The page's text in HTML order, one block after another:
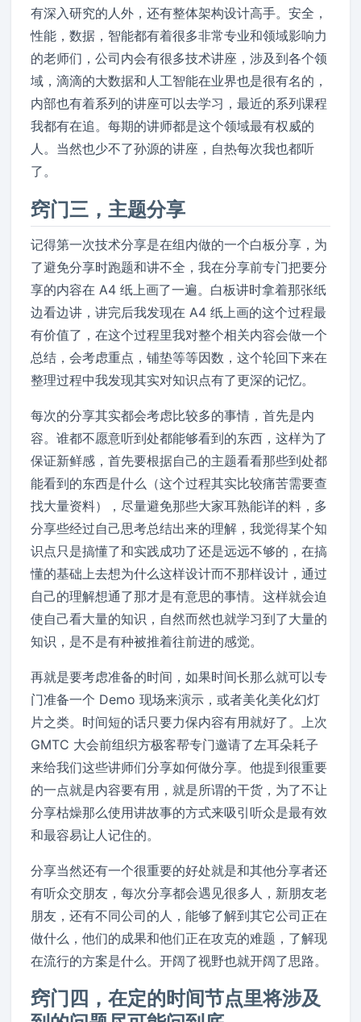
有深入研究的人外，还有整体架构设计高手。安全，
性能，数据，智能都有着很多非常专业和领域影响力
的老师们，公司内会有很多技术讲座，涉及到各个领
域，滴滴的大数据和人工智能在业界也是很有名的，
内部也有着系列的讲座可以去学习，最近的系列课程
我都有在追。每期的讲师都是这个领域最有权威的
人。当然也少不了孙源的讲座，自热每次我也都听
了。
窍门三，主题分享
记得第一次技术分享是在组内做的一个白板分享，为
了避免分享时跑题和讲不全，我在分享前专门把要分
享的内容在 A4 纸上画了一遍。白板讲时拿着那张纸
边看边讲，讲完后我发现在 A4 纸上画的这个过程最
有价值了，在这个过程里我对整个相关内容会做一个
总结，会考虑重点，铺垫等等因数，这个轮回下来在
整理过程中我发现其实对知识点有了更深的记忆。
每次的分享其实都会考虑比较多的事情，首先是内
容。谁都不愿意听到处都能够看到的东西，这样为了
保证新鲜感，首先要根据自己的主题看看那些到处都
能看到的东西是什么（这个过程其实比较痛苦需要查
找大量资料），尽量避免那些大家耳熟能详的料，多
分享些经过自己思考总结出来的理解，我觉得某个知
识点只是搞懂了和实践成功了还是远远不够的，在搞
懂的基础上去想为什么这样设计而不那样设计，通过
自己的理解想通了那才是有意思的事情。这样就会迫
使自己看大量的知识，自然而然也就学习到了大量的
知识，是不是有种被推着往前进的感觉。
再就是要考虑准备的时间，如果时间长那么就可以专
门准备一个 Demo 现场来演示，或者美化美化幻灯
片之类。时间短的话只要力保内容有用就好了。上次
GMTC 大会前组织方极客帮专门邀请了左耳朵耗子
来给我们这些讲师们分享如何做分享。他提到很重要
的一点就是内容要有用，就是所谓的干货，为了不让
分享枯燥那么使用讲故事的方式来吸引听众是最有效
和最容易让人记住的。
分享当然还有一个很重要的好处就是和其他分享者还
有听众交朋友，每次分享都会遇见很多人，新朋友老
朋友，还有不同公司的人，能够了解到其它公司正在
做什么，他们的成果和他们正在攻克的难题，了解现
在流行的方案是什么。开阔了视野也就开阔了思路。
窍门四，在定的时间节点里将涉及